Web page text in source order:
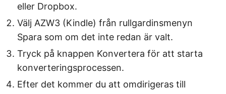
eller Dropbox.
Välj AZW3 (Kindle) från rullgardinsmenyn
Spara som om det inte redan är valt.
Tryck på knappen Konvertera för att starta
konverteringsprocessen.
Efter det kommer du att omdirigeras till